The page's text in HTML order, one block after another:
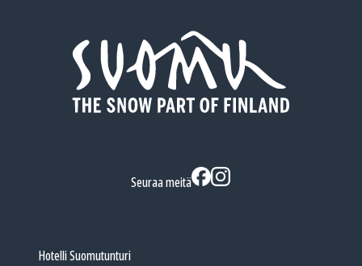
Seuraa meitä
Hotelli Suomutunturi